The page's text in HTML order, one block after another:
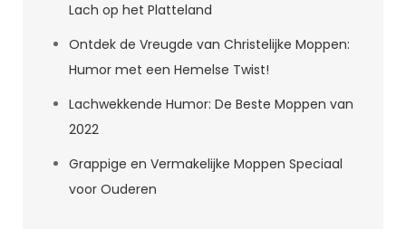
Lach op het Platteland
Ontdek de Vreugde van Christelijke Moppen:
Humor met een Hemelse Twist!
Lachwekkende Humor: De Beste Moppen van
2022
Grappige en Vermakelijke Moppen Speciaal
voor Ouderen